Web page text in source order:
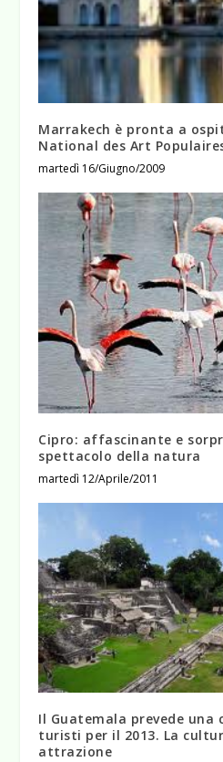
Marrakech è pronta a
National des Art
martedì 16/Giugno/2009
Cipro: affascinante e
spettacolo della natura
martedì 12/Aprile/2011
Il Guatemala prevede una
turisti per il 2013. La
attrazione